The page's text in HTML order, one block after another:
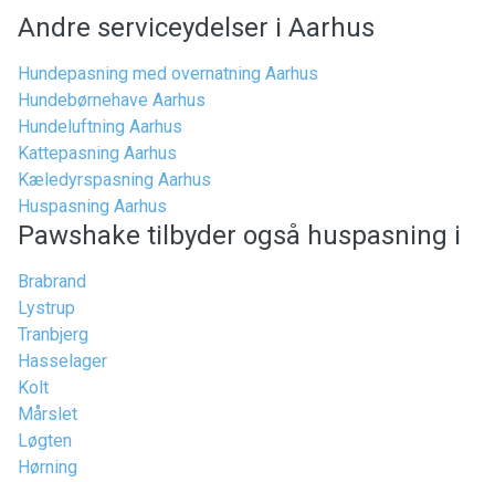
Andre serviceydelser i Aarhus
Hundepasning med overnatning Aarhus
Hundebørnehave Aarhus
Hundeluftning Aarhus
Kattepasning Aarhus
Kæledyrspasning Aarhus
Huspasning Aarhus
Pawshake tilbyder også huspasning i
Brabrand
Lystrup
Tranbjerg
Hasselager
Kolt
Mårslet
Løgten
Hørning